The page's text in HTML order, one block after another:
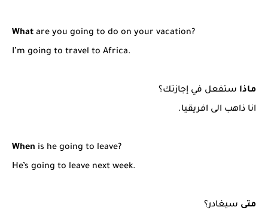
What are you going to do on your vacation?
I’m going to travel to Africa.
ماذا ستفعل في إجازتك؟
انا ذاهب الى افريقيا.
When is he going to leave?
He’s going to leave next week.
متى سيغادر؟